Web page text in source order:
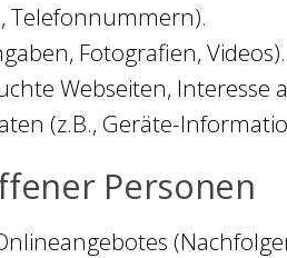
Telefonnummern).
Fotografien, Videos).
Webseiten, Interesse
(z.B., Geräte-
Personen